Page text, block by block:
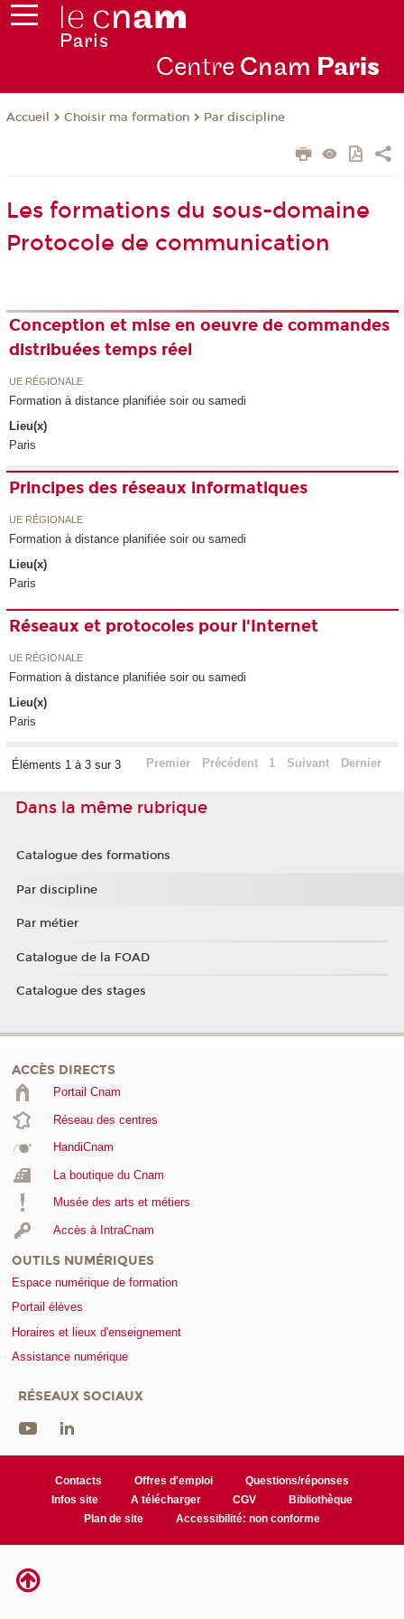
Centre Cnam Paris
Accueil Choisir ma formation Par discipline
Les formations du sous-domaine
Protocole de communication
Conception et mise en oeuvre de commandes
distribuées temps réel
UE RÉGIONALE
Formation à distance planifiée soir ou samedi
Lieu(x)
Paris
Principes des réseaux informatiques
UE RÉGIONALE
Formation à distance planifiée soir ou samedi
Lieu(x)
Paris
Réseaux et protocoles pour l'Internet
UE RÉGIONALE
Formation à distance planifiée soir ou samedi
Lieu(x)
Paris
Éléments 1 à 3 sur 3 Premier Précédent 1 Suivant Dernier
Dans la même rubrique
Catalogue des formations
Par discipline
Par métier
Catalogue de la FOAD
Catalogue des stages
ACCÈS DIRECTS
Portail Cnam
Réseau des centres
HandiCnam
La boutique du Cnam
Musée des arts et métiers
Accès à IntraCnam
OUTILS NUMÉRIQUES
Espace numérique de formation
Portail élèves
Horaires et lieux d'enseignement
Assistance numérique
RÉSEAUX SOCIAUX
Contacts Offres d'emploi
Questions/réponses
Infos site
A télécharger CGV
Bibliothèque
Plan de site
Accessibilité: non conforme